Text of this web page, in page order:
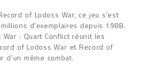
of Lodoss War, ce jeu s'est
d'exemplaires depuis 1988.
: Quart Conflict réunit les
of Lodoss War et Record of
d'un même combat.